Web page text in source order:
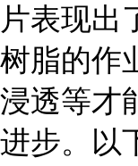
片表现出
树脂的作
浸透等才
进步。以